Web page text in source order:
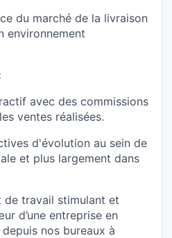
du marché de la livraison
environnement
avec des commissions
ventes réalisées.
d'évolution au sein de
et plus largement dans
de travail stimulant et
d’une entreprise en
nos bureaux à